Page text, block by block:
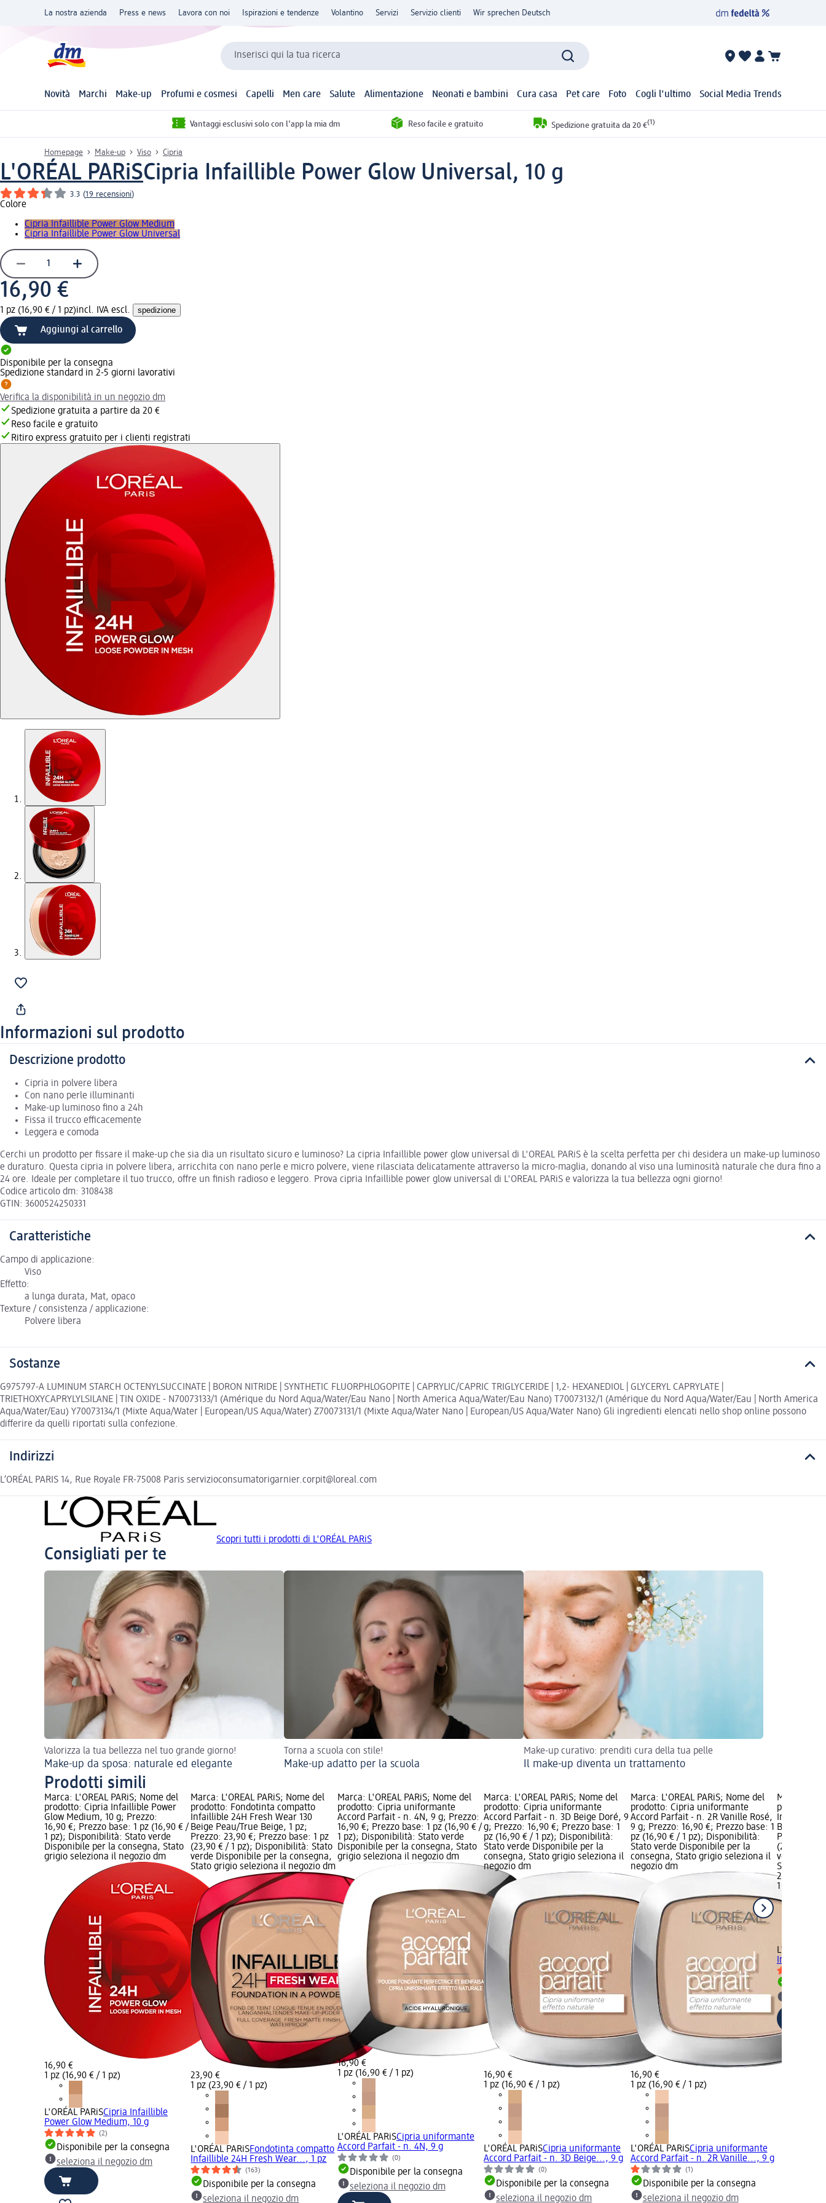
La nostra azienda Press e news Lavora con noi Ispirazioni e tendenze Volantino Servizi Servizio clienti Wir sprechen Deutsch
Inserisci qui la tua ricerca
Novità Marchi Make-up Profumi e cosmesi Capelli Men care Salute Alimentazione Neonati e bambini Cura casa Pet care Foto Cogli l'ultimo Social Media Trends
Vantaggi esclusivi solo con l'app la mia dm Reso facile e gratuito Spedizione gratuita da 20 €(1)
Homepage Make-up Viso Cipria
L'ORÉAL PARiSCipria Infaillible Power Glow Universal, 10 g
3.3 (19 recensioni)
Colore
Cipria Infaillible Power Glow Medium
Cipria Infaillible Power Glow Universal
16,90 €
1 pz (16,90 € / 1 pz)incl. IVA escl. spedizione
Aggiungi al carrello
Disponibile per la consegna
Spedizione standard in 2-5 giorni lavorativi
Verifica la disponibilità in un negozio dm
Spedizione gratuita a partire da 20 €
Reso facile e gratuito
Ritiro express gratuito per i clienti registrati
Informazioni sul prodotto
Descrizione prodotto
Cipria in polvere libera
Con nano perle illuminanti
Make-up luminoso fino a 24h
Fissa il trucco efficacemente
Leggera e comoda
Cerchi un prodotto per fissare il make-up che sia dia un risultato sicuro e luminoso? La cipria Infaillible power glow universal di L'OREAL PARiS è la scelta perfetta per chi desidera un make-up luminoso
e duraturo. Questa cipria in polvere libera, arricchita con nano perle e micro polvere, viene rilasciata delicatamente attraverso la micro-maglia, donando al viso una luminosità naturale che dura fino a
24 ore. Ideale per completare il tuo trucco, offre un finish radioso e leggero. Prova cipria Infaillible power glow universal di L'OREAL PARiS e valorizza la tua bellezza ogni giorno!
Codice articolo dm: 3108438
GTIN: 3600524250331
Caratteristiche
Campo di applicazione:
Viso
Effetto:
a lunga durata, Mat, opaco
Texture / consistenza / applicazione:
Polvere libera
Sostanze
G975797-A LUMINUM STARCH OCTENYLSUCCINATE | BORON NITRIDE | SYNTHETIC FLUORPHLOGOPITE | CAPRYLIC/CAPRIC TRIGLYCERIDE | 1,2- HEXANEDIOL | GLYCERYL CAPRYLATE |
TRIETHOXYCAPRYLYLSILANE | TIN OXIDE - N70073133/1 (Amérique du Nord Aqua/Water/Eau Nano | North America Aqua/Water/Eau Nano) T70073132/1 (Amérique du Nord Aqua/Water/Eau | North America
Aqua/Water/Eau) Y70073134/1 (Mixte Aqua/Water | European/US Aqua/Water) Z70073131/1 (Mixte Aqua/Water Nano | European/US Aqua/Water Nano) Gli ingredienti elencati nello shop online possono
differire da quelli riportati sulla confezione.
Indirizzi
L’ORÉAL PARIS 14, Rue Royale FR-75008 Paris servizioconsumatorigarnier.corpit@loreal.com
Scopri tutti i prodotti di L'ORÉAL PARiS
Consigliati per te
Valorizza la tua bellezza nel tuo grande giorno!
Make-up da sposa: naturale ed elegante
Torna a scuola con stile!
Make-up adatto per la scuola
Make-up curativo: prenditi cura della tua pelle
Il make-up diventa un trattamento
Prodotti simili
Marca: L'ORÉAL PARiS; Nome del
prodotto: Cipria Infaillible Power
Glow Medium, 10 g; Prezzo:
16,90 €; Prezzo base: 1 pz (16,90 € /
1 pz); Disponibilità: Stato verde
Disponibile per la consegna, Stato
grigio seleziona il negozio dm
16,90 €
1 pz (16,90 € / 1 pz)
L'ORÉAL PARiSCipria Infaillible
Power Glow Medium, 10 g
(2)
Disponibile per la consegna
seleziona il negozio dm
Marca: L'ORÉAL PARiS; Nome del
prodotto: Fondotinta compatto
Infaillible 24H Fresh Wear 130
Beige Peau/True Beige, 1 pz;
Prezzo: 23,90 €; Prezzo base: 1 pz
(23,90 € / 1 pz); Disponibilità: Stato
verde Disponibile per la consegna,
Stato grigio seleziona il negozio dm
23,90 €
1 pz (23,90 € / 1 pz)
L'ORÉAL PARiSFondotinta compatto
Infaillible 24H Fresh Wear..., 1 pz
(163)
Disponibile per la consegna
seleziona il negozio dm
Marca: L'ORÉAL PARiS; Nome del
prodotto: Cipria uniformante
Accord Parfait - n. 4N, 9 g; Prezzo:
16,90 €; Prezzo base: 1 pz (16,90 € /
1 pz); Disponibilità: Stato verde
Disponibile per la consegna, Stato
grigio seleziona il negozio dm
16,90 €
1 pz (16,90 € / 1 pz)
L'ORÉAL PARiSCipria uniformante
Accord Parfait - n. 4N, 9 g
(0)
Disponibile per la consegna
seleziona il negozio dm
Marca: L'ORÉAL PARiS; Nome del
prodotto: Cipria uniformante
Accord Parfait - n. 3D Beige Doré, 9
g; Prezzo: 16,90 €; Prezzo base: 1
pz (16,90 € / 1 pz); Disponibilità:
Stato verde Disponibile per la
consegna, Stato grigio seleziona il
negozio dm
16,90 €
1 pz (16,90 € / 1 pz)
L'ORÉAL PARiSCipria uniformante
Accord Parfait - n. 3D Beige..., 9 g
(0)
Disponibile per la consegna
seleziona il negozio dm
Marca: L'ORÉAL PARiS; Nome del
prodotto: Cipria uniformante
Accord Parfait - n. 2R Vanille Rosé,
9 g; Prezzo: 16,90 €; Prezzo base: 1
pz (16,90 € / 1 pz); Disponibilità:
Stato verde Disponibile per la
consegna, Stato grigio seleziona il
negozio dm
16,90 €
1 pz (16,90 € / 1 pz)
L'ORÉAL PARiSCipria uniformante
Accord Parfait - n. 2R Vanille..., 9 g
(1)
Disponibile per la consegna
seleziona il negozio dm
Marca:
prodotto:
Infaillible
Beige
Prezzo:
(23,90 € / 1
verde
Stato
23,90 €
1 pz (23,90
L'ORÉAL
Infaillible